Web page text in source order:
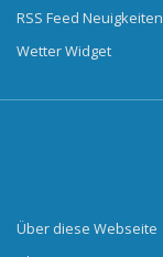
RSS Feed Neuigkeiten
Wetter Widget
Über diese Webseite